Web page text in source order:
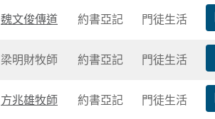
魏文俊傳道 約書亞記 門徒生活
梁明財牧師 約書亞記 門徒生活
方兆雄牧師 約書亞記 門徒生活